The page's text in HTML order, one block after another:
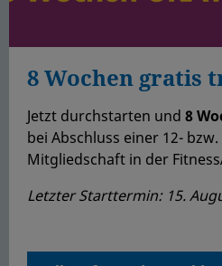
8 Wochen gratis
Jetzt durchstarten und 8
bei Abschluss einer 12-
Mitgliedschaft in der
Letzter Starttermin: 15.